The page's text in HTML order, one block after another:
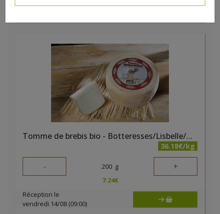
Tomme de brebis bio - Botteresses/Lisbelle/Wavreumont
36.18€/kg
- 200 g +
7.24€
Réception le
vendredi 14/08 (09:00)